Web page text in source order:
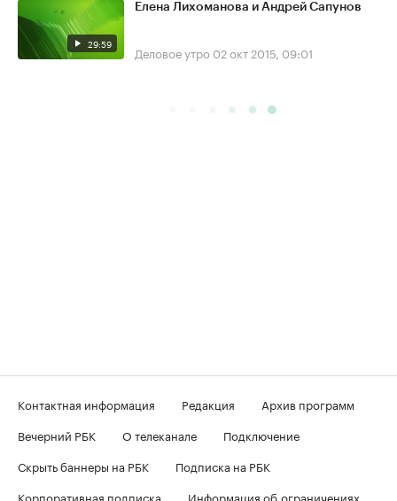
29:59
Елена Лихоманова и Андрей Сапунов
Деловое утро 02 окт 2015, 09:01
Контактная информация Редакция
Архив программ
Вечерний РБК
О телеканале
Подключение
Скрыть баннеры на РБК
Подписка на РБК
Корпоративная подписка
Информация об ограничениях